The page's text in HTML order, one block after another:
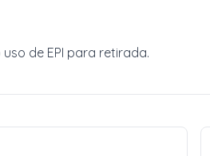
de EPI para retirada.